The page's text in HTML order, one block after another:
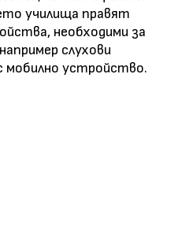
училища правят
необходими за
слухови
мобилно устройство.